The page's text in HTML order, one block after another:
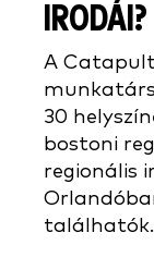
IRODÁI?
A
30
bostoni
regionális
találhatók.